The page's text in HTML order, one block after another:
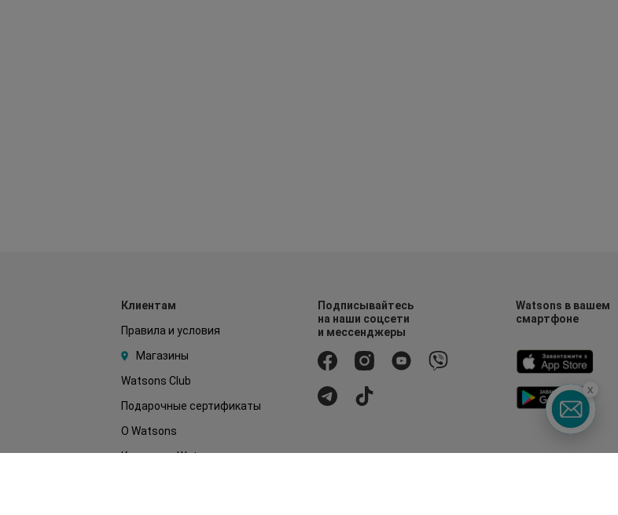
Клиентам
Правила и условия
Магазины
Watsons Club
Подарочные сертификаты
О Watsons
Карьера в Watsons
Подписывайтесь
на наши соцсети
и мессенджеры
Watsons в вашем
смартфоне
x